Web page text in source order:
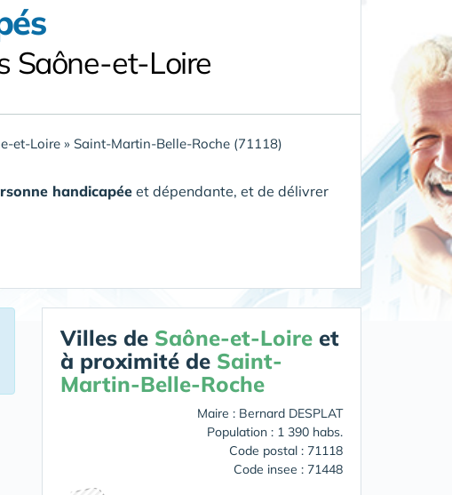
Saône-et-Loire
et-Loire » Saint-Martin-Belle-Roche (71118)
handicapée et dépendante, et de délivrer
Villes de Saône-et-Loire et
à proximité de Saint-
Martin-Belle-Roche
Maire : Bernard DESPLAT
Population : 1 390 habs.
Code postal : 71118
Code insee : 71448